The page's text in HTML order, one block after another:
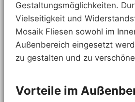
Gestaltungsmöglichkeiten.
Vielseitigkeit und
Mosaik Fliesen sowohl im
Außenbereich eingesetzt
zu gestalten und zu
Vorteile im